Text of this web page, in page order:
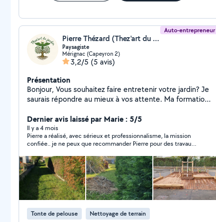
Auto-entrepreneur
Pierre Thézard (Thez'art du jardin)
Paysagiste
Mérignac (Capeyron 2)
3,2/5 (5 avis)
Présentation
Bonjour, Vous souhaitez faire entretenir votre jardin? Je
saurais répondre au mieux à vos attente. Ma formation
sur des bases solides et variées. Je saurais répondre à
vos demande d'entretien courant et mettrais mes
compétences à votre services pour répondre à vos
demande spécifique. Je vous propose également mes
services pour la réalisation de terrasse en bois (pin,
bois exotique), clôtures de jardin (bois, béton)
également la création de bassins. Vous souhaitez
réaliser vos travaux vous même je loue aussi du
matériel ponceuse, visseuse, petit perforateur
burineur, compresseur, groupe électrogène, tondeuse,
taille haie...
Dernier avis laissé par Marie : 5/5
Il y a 4 mois
Pierre a réalisé, avec sérieux et professionnalisme, la mission
confiée.. je ne peux que recommander Pierre pour des travaux
Tonte de pelouse Nettoyage de terrain